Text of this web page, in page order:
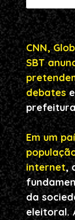
CNN,
SBT
debates
Em um
internet,
da